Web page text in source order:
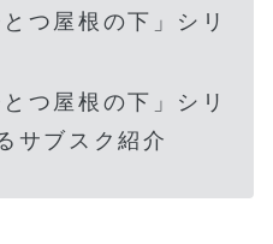
つ屋根の下」シリ
つ屋根の下」シリ
サブスク紹介